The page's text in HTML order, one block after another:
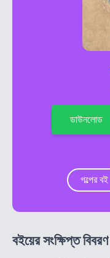
ডাউনলোড
গল্পের বই
বইয়ের সংক্ষিপ্ত বিবরণ